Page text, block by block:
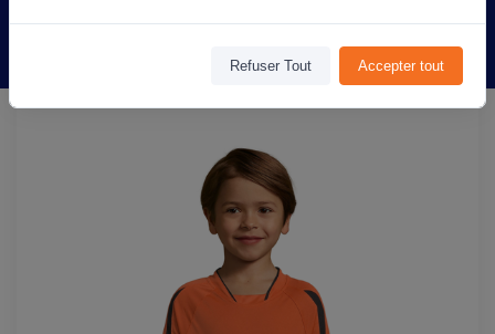
Refuser Tout Accepter tout